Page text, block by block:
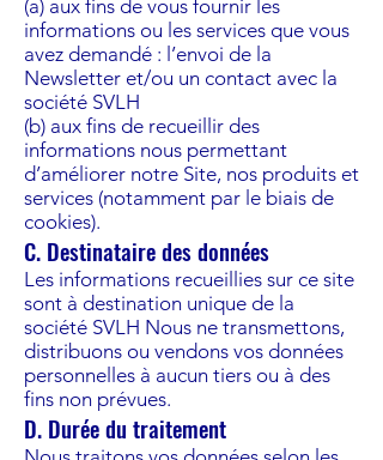
(a) aux fins de vous fournir les
informations ou les services que vous
avez demandé : l’envoi de la
Newsletter et/ou un contact avec la
société SVLH
(b) aux fins de recueillir des
informations nous permettant
d’améliorer notre Site, nos produits et
services (notamment par le biais de
cookies).
C. Destinataire des données
Les informations recueillies sur ce site
sont à destination unique de la
société SVLH Nous ne transmettons,
distribuons ou vendons vos données
personnelles à aucun tiers ou à des
fins non prévues.
D. Durée du traitement